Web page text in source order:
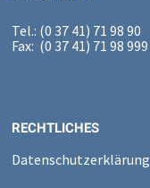
Tel.: (0 37 41) 71 98 90
Fax: (0 37 41) 71 98 999
RECHTLICHES
Datenschutzerklärung